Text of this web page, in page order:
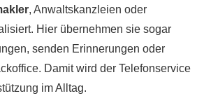
, Anwaltskanzleien oder
Hier übernehmen sie sogar
senden Erinnerungen oder
Damit wird der Telefonservice
im Alltag.